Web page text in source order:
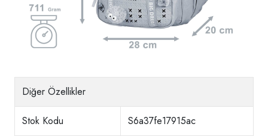
Diğer Özellikler
Stok Kodu S6a37fe17915ac